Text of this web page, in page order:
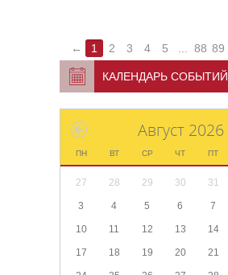
← 1 2 3 4 5 88 89
КАЛЕНДАРЬ СОБЫТИЙ
Август 2026
ПН ВТ СР ЧТ ПТ
27 28 29 30 31
3 4 5 6 7
10 11 12 13 14
17 18 19 20 21